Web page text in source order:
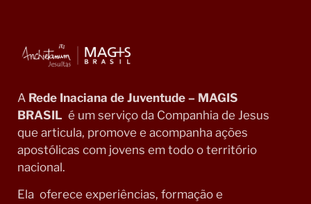
A Rede Inaciana de Juventude – MAGIS
BRASIL é um serviço da Companhia de Jesus
que articula, promove e acompanha ações
apostólicas com jovens em todo o território
nacional.
Ela oferece experiências, formação e